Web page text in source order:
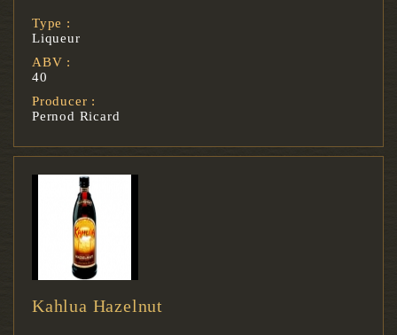
Type :
Liqueur
ABV :
40
Producer :
Pernod Ricard
Kahlua Hazelnut